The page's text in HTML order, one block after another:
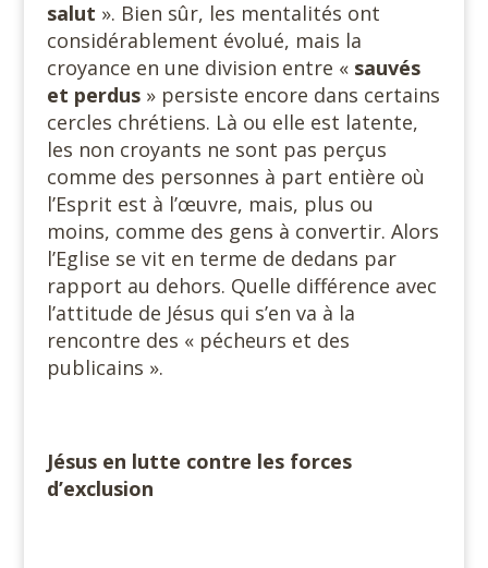
salut ». Bien sûr, les mentalités ont
considérablement évolué, mais la
croyance en une division entre « sauvés
et perdus » persiste encore dans certains
cercles chrétiens. Là ou elle est latente,
les non croyants ne sont pas perçus
comme des personnes à part entière où
l’Esprit est à l’œuvre, mais, plus ou
moins, comme des gens à convertir. Alors
l’Eglise se vit en terme de dedans par
rapport au dehors. Quelle différence avec
l’attitude de Jésus qui s’en va à la
rencontre des « pécheurs et des
publicains ».
Jésus en lutte contre les forces
d’exclusion